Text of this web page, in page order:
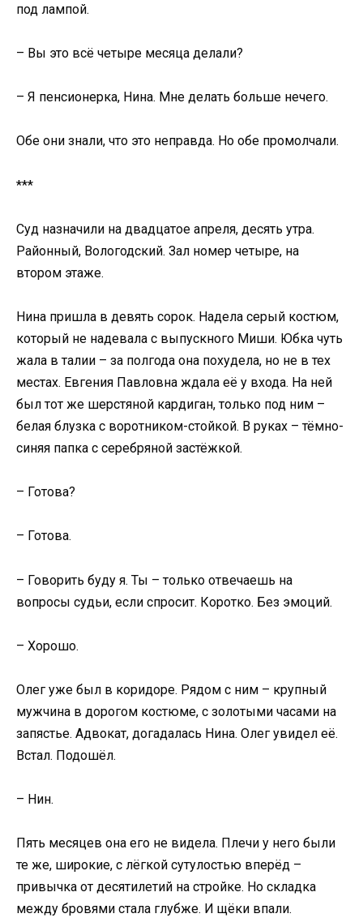
под лампой.
– Вы это всё четыре месяца делали?
– Я пенсионерка, Нина. Мне делать больше нечего.
Обе они знали, что это неправда. Но обе промолчали.
***
Суд назначили на двадцатое апреля, десять утра.
Районный, Вологодский. Зал номер четыре, на
втором этаже.
Нина пришла в девять сорок. Надела серый костюм,
который не надевала с выпускного Миши. Юбка чуть
жала в талии – за полгода она похудела, но не в тех
местах. Евгения Павловна ждала её у входа. На ней
был тот же шерстяной кардиган, только под ним –
белая блузка с воротником-стойкой. В руках – тёмно-
синяя папка с серебряной застёжкой.
– Готова?
– Готова.
– Говорить буду я. Ты – только отвечаешь на
вопросы судьи, если спросит. Коротко. Без эмоций.
– Хорошо.
Олег уже был в коридоре. Рядом с ним – крупный
мужчина в дорогом костюме, с золотыми часами на
запястье. Адвокат, догадалась Нина. Олег увидел её.
Встал. Подошёл.
– Нин.
Пять месяцев она его не видела. Плечи у него были
те же, широкие, с лёгкой сутулостью вперёд –
привычка от десятилетий на стройке. Но складка
между бровями стала глубже. И щёки впали.